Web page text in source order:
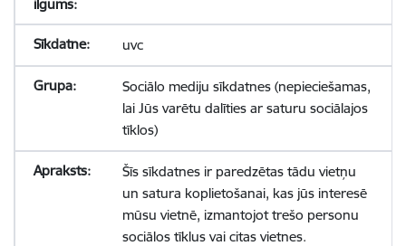
uvc
Sociālo mediju sīkdatnes (nepieciešamas,
lai Jūs varētu dalīties ar saturu sociālajos
tīklos)
Šīs sīkdatnes ir paredzētas tādu vietņu
un satura koplietošanai, kas jūs interesē
mūsu vietnē, izmantojot trešo personu
sociālos tīklus vai citas vietnes.